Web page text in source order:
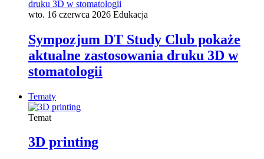
wto. 16 czerwca 2026 Edukacja
Sympozjum DT Study Club pokaże
aktualne zastosowania druku 3D w
stomatologii
Tematy
Temat
3D printing